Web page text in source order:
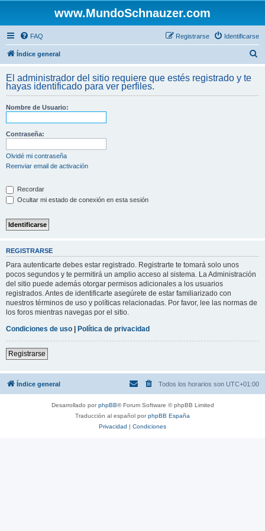
www.MundoSchnauzer.com
FAQ Identificarse
Registrarse
Índice general
c
El administrador del sitio requiere que estés registrado y te
hayas identificado para ver perfiles.
Nombre de Usuario:
Contraseña:
Olvidé mi contraseña
Reenviar email de activación
Recordar
Ocultar mi estado de conexión en esta sesión
REGISTRARSE
Para autenticarte debes estar registrado. Registrarte te tomará solo unos
pocos segundos y te permitirá un amplio acceso al sistema. La Administración
del sitio puede además otorgar permisos adicionales a los usuarios
registrados. Antes de identificarte asegúrete de estar familiarizado con
nuestros términos de uso y políticas relacionadas. Por favor, lee las normas de
los foros mientras navegas por el sitio.
Condiciones de uso | Política de privacidad
Registrarse
Índice general Todos los horarios son UTC+01:00
Desarrollado porphpBB® Forum Software © phpBB Limited
Traducción al español porphpBB España
Privacidad | Condiciones